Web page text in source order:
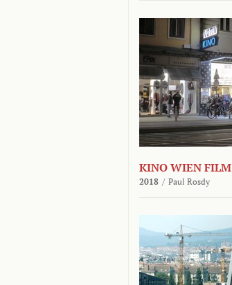
KINO WIEN FILM
2018 / Paul Rosdy